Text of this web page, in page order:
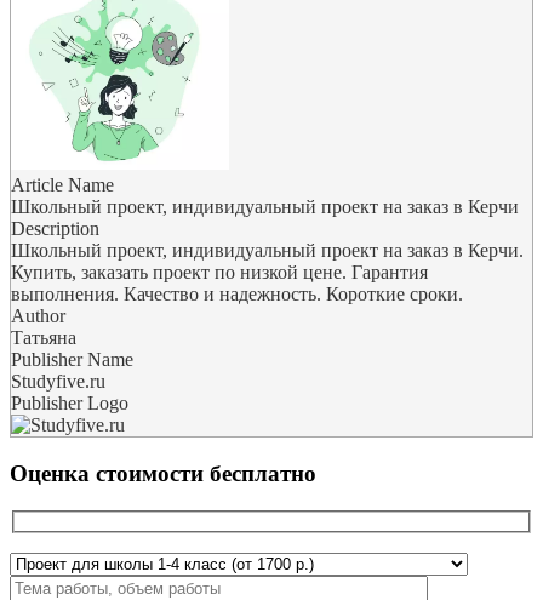
Article Name
Школьный проект, индивидуальный проект на заказ в Керчи
Description
Школьный проект, индивидуальный проект на заказ в Керчи.
Купить, заказать проект по низкой цене. Гарантия
выполнения. Качество и надежность. Короткие сроки.
Author
Татьяна
Publisher Name
Studyfive.ru
Publisher Logo
Оценка стоимости бесплатно